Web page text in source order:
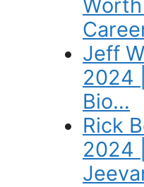
Jeff
2024
Bio…
Rick
2024